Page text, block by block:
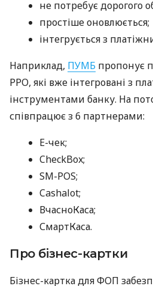
не потребує дорогого
простіше оновлюється;
інтегрується з
Наприклад, ПУМБ пропонує
РРО, які вже інтегровані з
інструментами банку. На
співпрацює з 6 партнерами:
E-чек;
CheckBox;
SM-POS;
Cashalot;
ВчасноКаса;
СмартКаса.
Про бізнес-картки
Бізнес-картка для ФОП